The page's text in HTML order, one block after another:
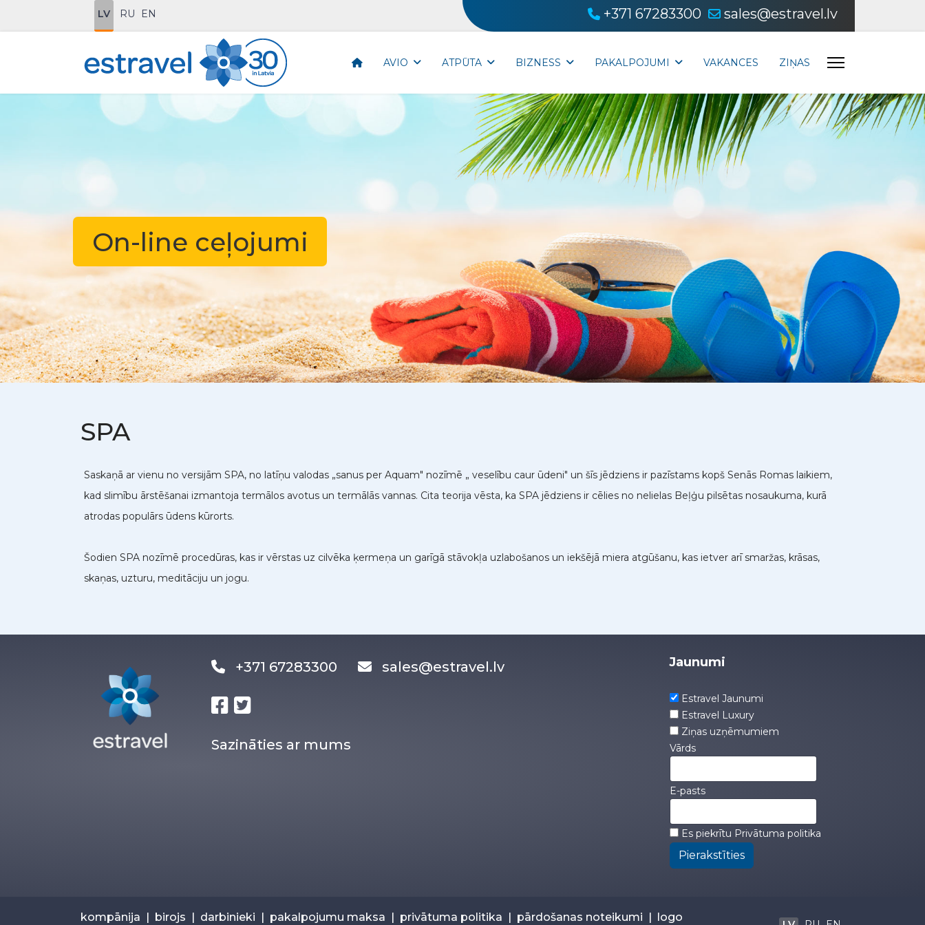
LV RU EN +371 67283300 sales@estravel.lv
AVIO ATPŪTA BIZNESS PAKALPOJUMI VAKANCES ZIŅAS
On-line ceļojumi
SPA
Saskaņā ar vienu no versijām SPA, no latīņu valodas „sanus per Aquam" nozīmē „ veselību caur ūdeni" un šīs jēdziens ir pazīstams kopš Senās Romas laikiem,
kad slimību ārstēšanai izmantoja termālos avotus un termālās vannas. Cita teorija vēsta, ka SPA jēdziens ir cēlies no nelielas Beļģu pilsētas nosaukuma, kurā
atrodas populārs ūdens kūrorts.
Šodien SPA nozīmē procedūras, kas ir vērstas uz cilvēka ķermeņa un garīgā stāvokļa uzlabošanos un iekšējā miera atgūšanu, kas ietver arī smaržas, krāsas,
skaņas, uzturu, meditāciju un jogu.
+371 67283300 sales@estravel.lv
Sazināties ar mums
Jaunumi
Estravel Jaunumi
Estravel Luxury
Ziņas uzņēmumiem
Vārds
E-pasts
Es piekrītu Privātuma politika
Pierakstīties
kompānija | birojs | darbinieki | pakalpojumu maksa | privātuma politika | pārdošanas noteikumi | logo